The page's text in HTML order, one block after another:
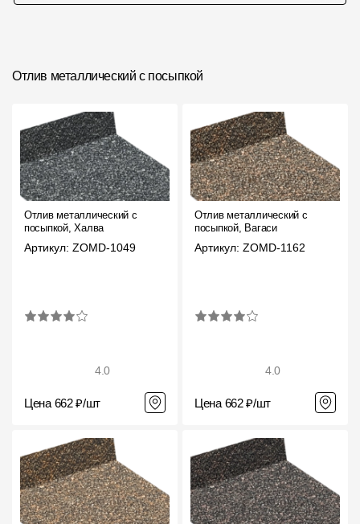
Отлив металлический с посыпкой
Отлив металлический с
посыпкой, Халва
Артикул: ZOMD-1049
4.0
Цена 662 ₽/шт
Отлив металлический с
посыпкой, Вагаси
Артикул: ZOMD-1162
4.0
Цена 662 ₽/шт